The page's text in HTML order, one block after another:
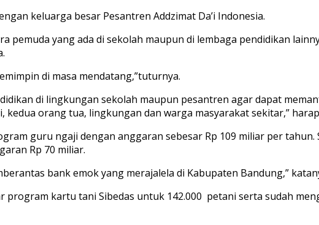
keluarga besar Pesantren Addzimat Da’i Indonesia.
yang ada di sekolah maupun di lembaga pendidikan
di masa mendatang,”tuturnya.
di lingkungan sekolah maupun pesantren agar dapat
orang tua, lingkungan dan warga masyarakat sekitar,”
guru ngaji dengan anggaran sebesar Rp 109 miliar per
Rp 70 miliar.
bank emok yang merajalela di Kabupaten Bandung,”
kartu tani Sibedas untuk 142.000 petani serta sudah